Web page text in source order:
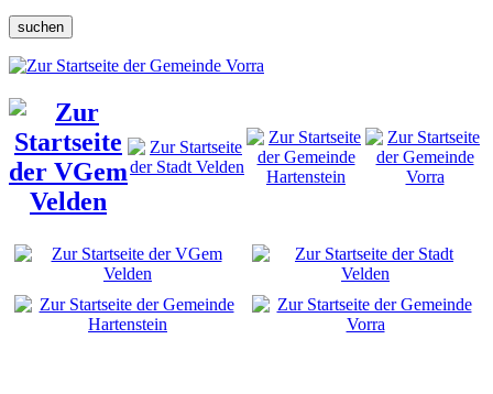
suchen